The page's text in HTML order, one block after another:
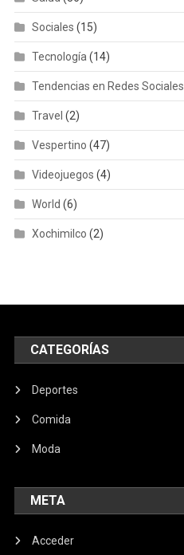
Sociales (15)
Tecnología (14)
Tendencias en Redes Sociales
Travel (2)
Vespertino (47)
Videojuegos (4)
World (6)
Xochimilco (2)
CATEGORÍAS
Deportes
Comida
Moda
META
Acceder